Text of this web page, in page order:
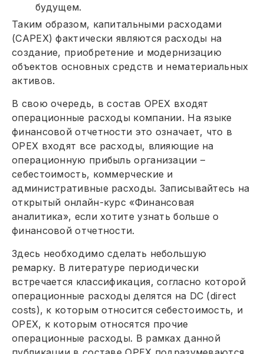
будущем.
Таким образом, капитальными расходами
(САРЕХ) фактически являются расходы на
создание, приобретение и модернизацию
объектов основных средств и нематериальных
активов.
В свою очередь, в состав ОРЕХ входят
операционные расходы компании. На языке
финансовой отчетности это означает, что в
ОРЕХ входят все расходы, влияющие на
операционную прибыль организации –
себестоимость, коммерческие и
административные расходы. Записывайтесь на
открытый онлайн-курс «Финансовая
аналитика», если хотите узнать больше о
финансовой отчетности.
Здесь необходимо сделать небольшую
ремарку. В литературе периодически
встречается классификация, согласно которой
операционные расходы делятся на DC (direct
costs), к которым относится себестоимость, и
ОРЕХ, к которым относятся прочие
операционные расходы. В рамках данной